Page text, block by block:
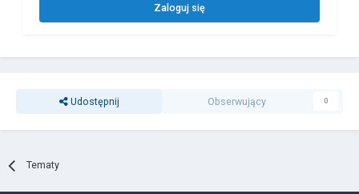
Zaloguj się
Udostępnij Obserwujący 0
Tematy